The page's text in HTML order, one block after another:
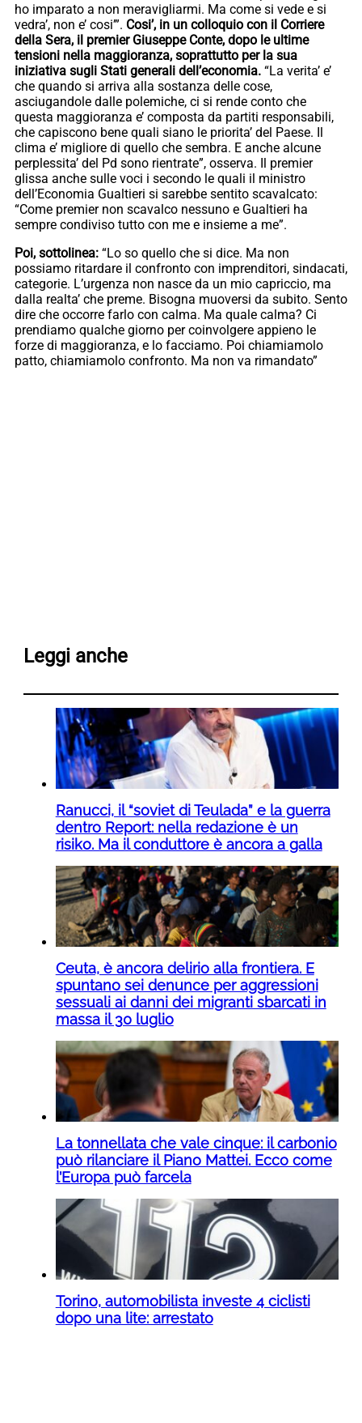
ho imparato a non meravigliarmi. Ma come si vede e si
vedra’, non e’ cosi’”. Cosi’, in un colloquio con il Corriere
della Sera, il premier Giuseppe Conte, dopo le ultime
tensioni nella maggioranza, soprattutto per la sua
iniziativa sugli Stati generali dell’economia. “La verita’ e’
che quando si arriva alla sostanza delle cose,
asciugandole dalle polemiche, ci si rende conto che
questa maggioranza e’ composta da partiti responsabili,
che capiscono bene quali siano le priorita’ del Paese. Il
clima e’ migliore di quello che sembra. E anche alcune
perplessita’ del Pd sono rientrate”, osserva. Il premier
glissa anche sulle voci i secondo le quali il ministro
dell’Economia Gualtieri si sarebbe sentito scavalcato:
“Come premier non scavalco nessuno e Gualtieri ha
sempre condiviso tutto con me e insieme a me”.
Poi, sottolinea: “Lo so quello che si dice. Ma non
possiamo ritardare il confronto con imprenditori, sindacati,
categorie. L’urgenza non nasce da un mio capriccio, ma
dalla realta’ che preme. Bisogna muoversi da subito. Sento
dire che occorre farlo con calma. Ma quale calma? Ci
prendiamo qualche giorno per coinvolgere appieno le
forze di maggioranza, e lo facciamo. Poi chiamiamolo
patto, chiamiamolo confronto. Ma non va rimandato”
Leggi anche
Ranucci, il “soviet di Teulada” e la guerra
dentro Report: nella redazione è un
risiko. Ma il conduttore è ancora a galla
Ceuta, è ancora delirio alla frontiera. E
spuntano sei denunce per aggressioni
sessuali ai danni dei migranti sbarcati in
massa il 30 luglio
La tonnellata che vale cinque: il carbonio
può rilanciare il Piano Mattei. Ecco come
l’Europa può farcela
Torino, automobilista investe 4 ciclisti
dopo una lite: arrestato